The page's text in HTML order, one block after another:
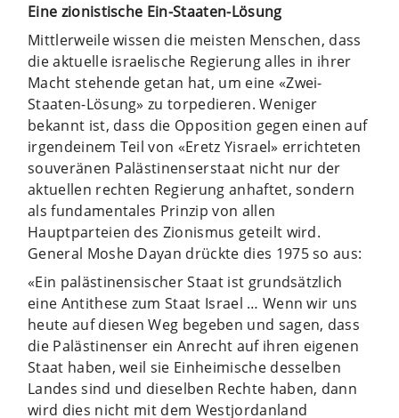
Eine zionistische Ein-Staaten-Lösung
Mittlerweile wissen die meisten Menschen, dass
die aktuelle israelische Regierung alles in ihrer
Macht stehende getan hat, um eine «Zwei-
Staaten-Lösung» zu torpedieren. Weniger
bekannt ist, dass die Opposition gegen einen auf
irgendeinem Teil von «Eretz Yisrael» errichteten
souveränen Palästinenserstaat nicht nur der
aktuellen rechten Regierung anhaftet, sondern
als fundamentales Prinzip von allen
Hauptparteien des Zionismus geteilt wird.
General Moshe Dayan drückte dies 1975 so aus:
«Ein palästinensischer Staat ist grundsätzlich
eine Antithese zum Staat Israel … Wenn wir uns
heute auf diesen Weg begeben und sagen, dass
die Palästinenser ein Anrecht auf ihren eigenen
Staat haben, weil sie Einheimische desselben
Landes sind und dieselben Rechte haben, dann
wird dies nicht mit dem Westjordanland